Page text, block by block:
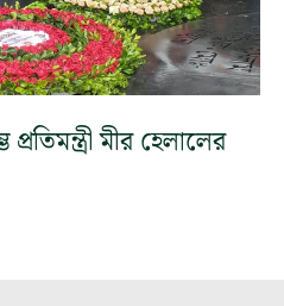
প্রতিমন্ত্রী মীর হেলালের